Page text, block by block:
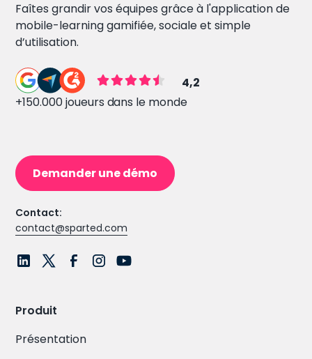
Faîtes grandir vos équipes grâce à l'application de
mobile-learning gamifiée, sociale et simple
d’utilisation.
4,2
+150.000 joueurs dans le monde
Demander une démo
Contact:
contact@sparted.com
Produit
Présentation